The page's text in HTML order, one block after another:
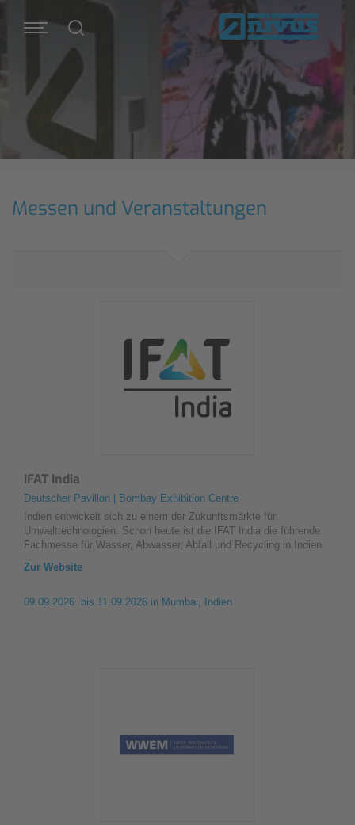
Messen und Veranstaltungen
IFAT India
Deutscher Pavillon | Bombay Exhibition Centre
Indien entwickelt sich zu einem der Zukunftsmärkte für
Umwelttechnologien. Schon heute ist die IFAT India die führende
Fachmesse für Wasser, Abwasser, Abfall und Recycling in Indien.
Zur Website
09.09.2026 bis 11.09.2026 in Mumbai, Indien